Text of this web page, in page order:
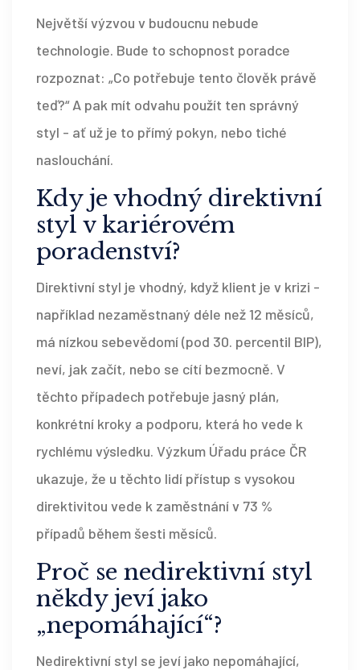
Největší výzvou v budoucnu nebude
technologie. Bude to schopnost poradce
rozpoznat: „Co potřebuje tento člověk právě
teď?“ A pak mít odvahu použít ten správný
styl - ať už je to přímý pokyn, nebo tiché
naslouchání.
Kdy je vhodný direktivní
styl v kariérovém
poradenství?
Direktivní styl je vhodný, když klient je v krizi -
například nezaměstnaný déle než 12 měsíců,
má nízkou sebevědomí (pod 30. percentil BIP),
neví, jak začít, nebo se cítí bezmocně. V
těchto případech potřebuje jasný plán,
konkrétní kroky a podporu, která ho vede k
rychlému výsledku. Výzkum Úřadu práce ČR
ukazuje, že u těchto lidí přístup s vysokou
direktivitou vede k zaměstnání v 73 %
případů během šesti měsíců.
Proč se nedirektivní styl
někdy jeví jako
„nepomáhající“?
Nedirektivní styl se jeví jako nepomáhající,